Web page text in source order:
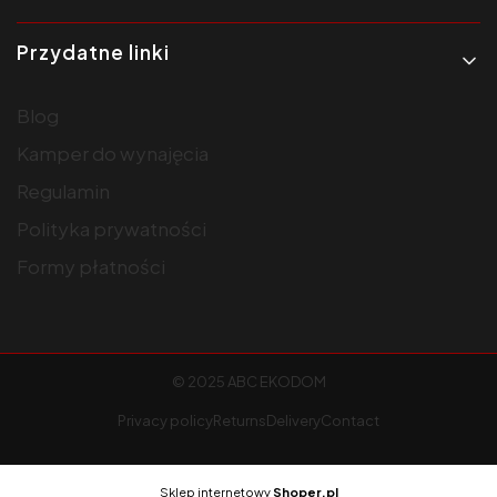
Przydatne linki
Blog
Kamper do wynajęcia
Regulamin
Polityka prywatności
Formy płatności
© 2025 ABC EKODOM
Privacy policyReturnsDeliveryContact
Sklep internetowy Shoper.pl